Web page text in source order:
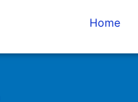
Home